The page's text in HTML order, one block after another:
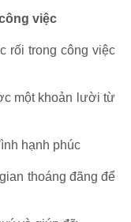
việc
rối trong công việc
một khoản lười từ
hạnh phúc
thoáng đãng để